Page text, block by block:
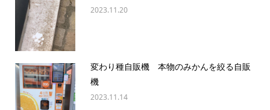
2023.11.20
変わり種自販機 本物のみかんを絞る自販
機
2023.11.14